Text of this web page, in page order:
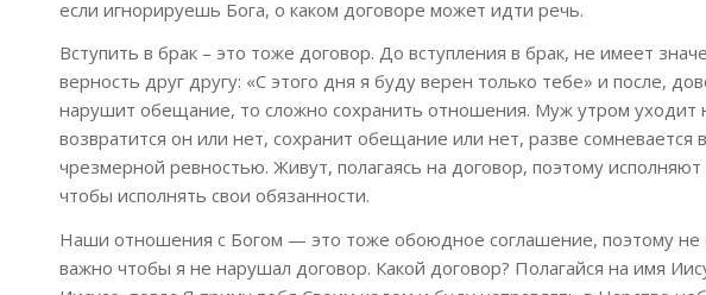
если игнорируешь Бога, о каком договоре может идти речь.
Вступить в брак – это тоже договор. До вступления в брак, не имеет
верность друг другу: «С этого дня я буду верен только тебе» и после,
нарушит обещание, то сложно сохранить отношения. Муж утром уходит
возвратится он или нет, сохранит обещание или нет, разве
чрезмерной ревностью. Живут, полагаясь на договор, поэтому
чтобы исполнять свои обязанности.
Наши отношения с Богом — это тоже обоюдное соглашение, поэтому не
важно чтобы я не нарушал договор. Какой договор? Полагайся на имя